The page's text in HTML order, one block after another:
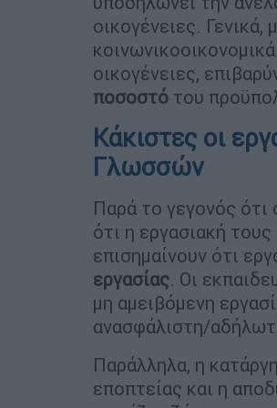
οικογένειες.
οικογένειες,
ποσοστό του
Κάκιστες οι
Γλωσσών
Παρά το γεγονός ότι
ότι η εργασιακή τους
επισημαίνουν ότι
εργασίας. Οι
μη αμειβόμενη
ανασφάλιστη/
Παράλληλα, η
εποπτείας και η